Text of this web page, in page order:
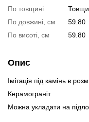
По товщині
По довжині, см
59.80
По висоті, см
59.80
Опис
Імітація під камінь в
Керамограніт
Можна укладати на